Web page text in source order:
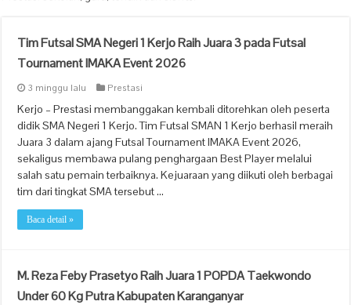
Tim Futsal SMA Negeri 1 Kerjo Raih Juara 3 pada Futsal
Tournament IMAKA Event 2026
3 minggu lalu Prestasi
Kerjo – Prestasi membanggakan kembali ditorehkan oleh peserta
didik SMA Negeri 1 Kerjo. Tim Futsal SMAN 1 Kerjo berhasil meraih
Juara 3 dalam ajang Futsal Tournament IMAKA Event 2026,
sekaligus membawa pulang penghargaan Best Player melalui
salah satu pemain terbaiknya. Kejuaraan yang diikuti oleh berbagai
tim dari tingkat SMA tersebut …
Baca detail »
M. Reza Feby Prasetyo Raih Juara 1 POPDA Taekwondo
Under 60 Kg Putra Kabupaten Karanganyar